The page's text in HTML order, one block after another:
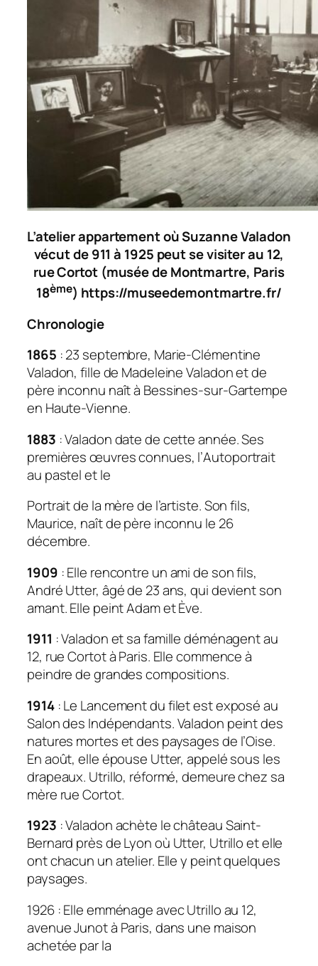
L’atelier appartement où Suzanne Valadon
vécut de 911 à 1925 peut se visiter au 12,
rue Cortot (musée de Montmartre, Paris
18ème) https://museedemontmartre.fr/
Chronologie
1865 : 23 septembre, Marie-Clémentine
Valadon, fille de Madeleine Valadon et de
père inconnu naît à Bessines-sur-Gartempe
en Haute-Vienne.
1883 : Valadon date de cette année. Ses
premières œuvres connues, l’Autoportrait
au pastel et le
Portrait de la mère de l’artiste. Son fils,
Maurice, naît de père inconnu le 26
décembre.
1909 : Elle rencontre un ami de son fils,
André Utter, âgé de 23 ans, qui devient son
amant. Elle peintAdam et Ève.
1911 : Valadon et sa famille déménagent au
12, rue Cortot à Paris. Elle commence à
peindre de grandes compositions.
1914 :Le Lancement du filetest exposé au
Salon des Indépendants. Valadon peint des
natures mortes et des paysages de l’Oise.
En août, elle épouse Utter, appelé sous les
drapeaux. Utrillo, réformé, demeure chez sa
mère rue Cortot.
1923 : Valadon achète le château Saint-
Bernard près de Lyon où Utter, Utrillo et elle
ont chacun un atelier. Elle y peint quelques
paysages.
1926 : Elle emménage avec Utrillo au 12,
avenue Junot à Paris, dans une maison
achetée par la